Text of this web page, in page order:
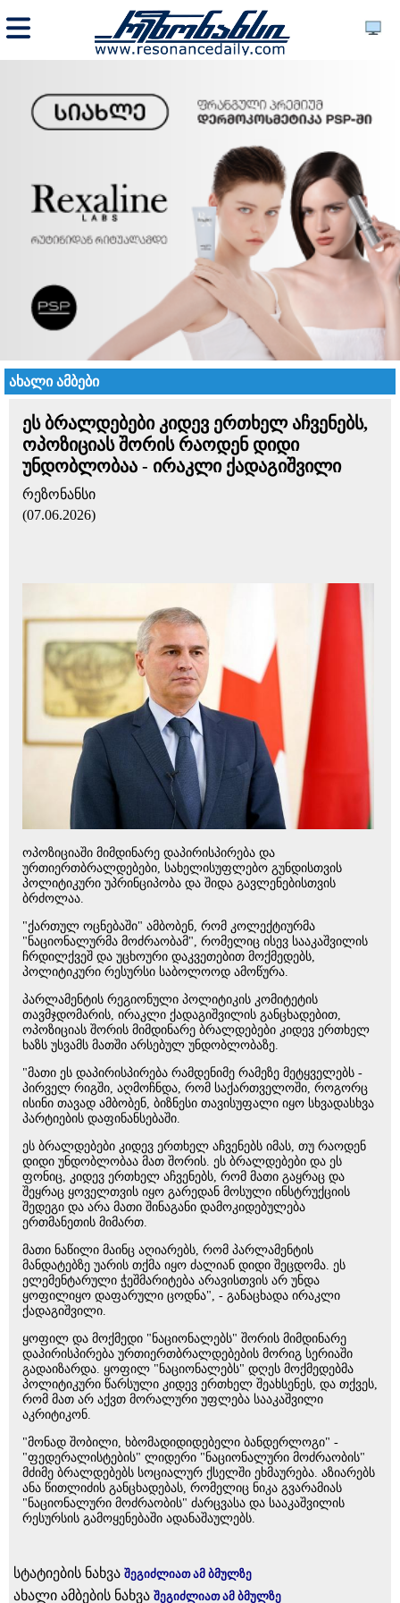
ახალი ამბები
ეს ბრალდებები კიდევ ერთხელ აჩვენებს,
ოპოზიციას შორის რაოდენ დიდი
უნდობლობაა - ირაკლი ქადაგიშვილი
რეზონანსი
(07.06.2026)
ოპოზიციაში მიმდინარე დაპირისპირება და
ურთიერთბრალდებები, სახელისუფლებო გუნდისთვის
პოლიტიკური უპრინციპობა და შიდა გავლენებისთვის
ბრძოლაა.
"ქართულ ოცნებაში" ამბობენ, რომ კოლექტიურმა
"ნაციონალურმა მოძრაობამ", რომელიც ისევ სააკაშვილის
ჩრდილქვეშ და უცხოური დაკვეთებით მოქმედებს,
პოლიტიკური რესურსი საბოლოოდ ამოწურა.
პარლამენტის რეგიონული პოლიტიკის კომიტეტის
თავმჯდომარის, ირაკლი ქადაგიშვილის განცხადებით,
ოპოზიციას შორის მიმდინარე ბრალდებები კიდევ ერთხელ
ხაზს უსვამს მათში არსებულ უნდობლობაზე.
"მათი ეს დაპირისპირება რამდენიმე რამეზე მეტყველებს -
პირველ რიგში, აღმოჩნდა, რომ საქართველოში, როგორც
ისინი თავად ამბობენ, ბიზნესი თავისუფალი იყო სხვადასხვა
პარტიების დაფინანსებაში.
ეს ბრალდებები კიდევ ერთხელ აჩვენებს იმას, თუ რაოდენ
დიდი უნდობლობაა მათ შორის. ეს ბრალდებები და ეს
ფონიც, კიდევ ერთხელ აჩვენებს, რომ მათი გაყრაც და
შეყრაც ყოველთვის იყო გარედან მოსული ინსტრუქციის
შედეგი და არა მათი შინაგანი დამოკიდებულება
ერთმანეთის მიმართ.
მათი ნაწილი მაინც აღიარებს, რომ პარლამენტის
მანდატებზე უარის თქმა იყო ძალიან დიდი შეცდომა. ეს
ელემენტარული ჭეშმარიტება არავისთვის არ უნდა
ყოფილიყო დაფარული ცოდნა", - განაცხადა ირაკლი
ქადაგიშვილი.
ყოფილ და მოქმედი "ნაციონალებს" შორის მიმდინარე
დაპირისპირება ურთიერთბრალდებების მორიგ სერიაში
გადაიზარდა. ყოფილ "ნაციონალებს" დღეს მოქმედებმა
პოლიტიკური წარსული კიდევ ერთხელ შეახსენეს, და თქვეს,
რომ მათ არ აქვთ მორალური უფლება სააკაშვილი
აკრიტიკონ.
"მონად შობილი, ხბომადიდიდებელი ბანდერლოგი" -
"ფედერალისტების" ლიდერი "ნაციონალური მოძრაობის"
მძიმე ბრალდებებს სოციალურ ქსელში ეხმაურება. აზიარებს
ანა წითლიძის განცხადებას, რომელიც ნიკა გვარამიას
"ნაციონალური მოძრაობის" ძარცვასა და სააკაშვილის
რესურსის გამოყენებაში ადანაშაულებს.
სტატიების ნახვა შეგიძლიათ ამ ბმულზე
ახალი ამბების ნახვა შეგიძლიათ ამ ბმულზე